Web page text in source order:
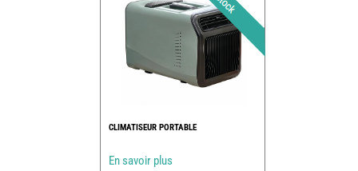
CLIMATISEUR PORTABLE
En savoir plus